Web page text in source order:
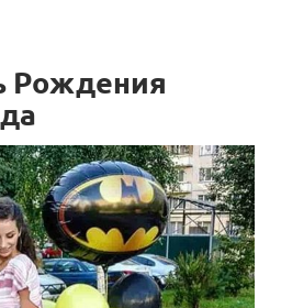
Рождения